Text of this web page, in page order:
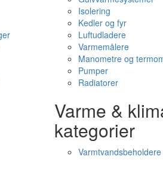
Isolering
Kedler og fyr
Luftudladere
Varmemålere
Manometre og
Pumper
Radiatorer
Varme &
kategorier
Varmtvandsbeholdere